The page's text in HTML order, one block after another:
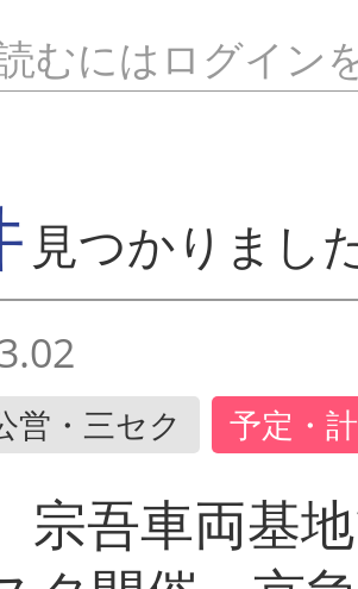
むにはログイン
見つかりまし
営・三セク 予定・
吾車両基